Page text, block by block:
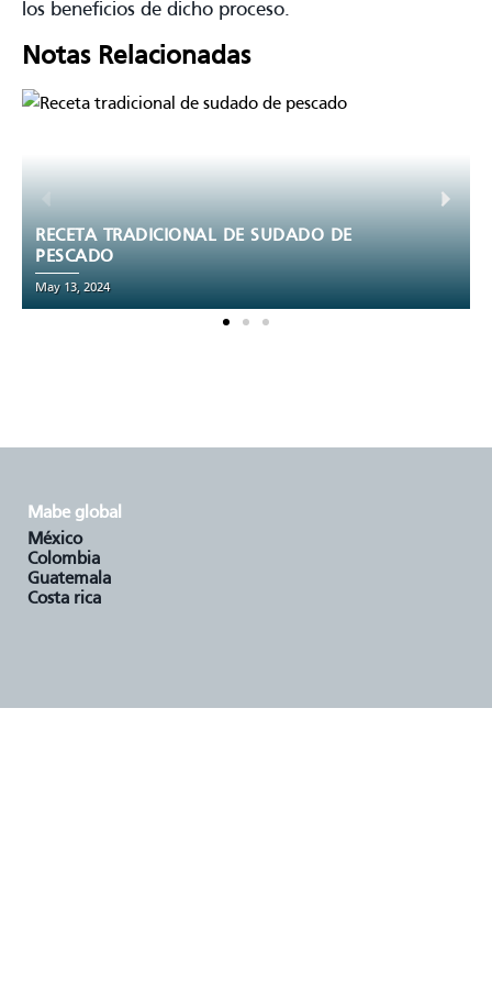
los beneficios de dicho proceso.
Notas Relacionadas
PASTEL DE ZANAHORIA: RECETA FÁCIL
Y DELICIOSA
May 10, 2024
mabe global
méxico
colombia
guatemala
costa rica